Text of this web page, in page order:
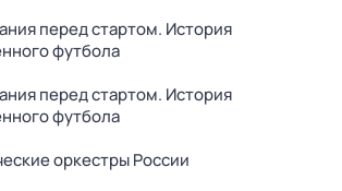
перед стартом. История
футбола
перед стартом. История
футбола
оркестры России